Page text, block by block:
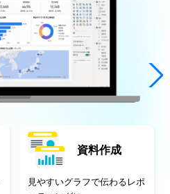
資料作成
見やすいグラフで伝わるレポ